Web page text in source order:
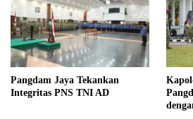
Pangdam Jaya Tekankan
Integritas PNS TNI AD